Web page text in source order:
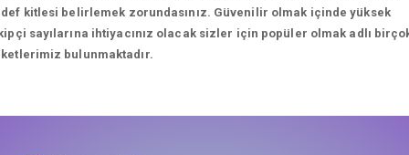
kitlesi belirlemek zorundasınız. Güvenilir olmak içinde yüksek
sayılarına ihtiyacınız olacak sizler için popüler olmak adlı
bulunmaktadır.